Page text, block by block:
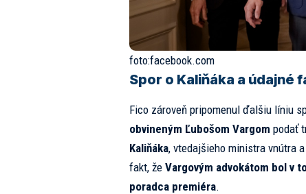
foto:facebook.com
Spor o Kaliňáka a údajné
Fico zároveň pripomenul ďalšiu líniu
obvineným Ľubošom Vargom podať
Kaliňáka, vtedajšieho ministra vnútra
fakt, že Vargovým advokátom bol v
poradca premiéra.